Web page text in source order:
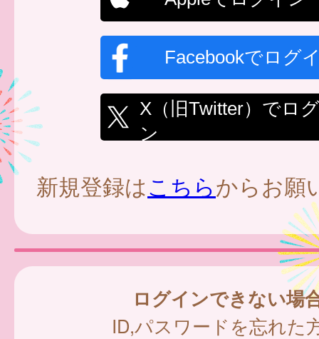
Facebookでログ
X（旧Twitter）でロ
ン
新規登録はこちらからお願
ログインできない場
ID,パスワードを忘れた